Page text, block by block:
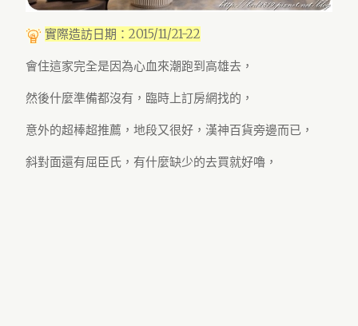
實際造訪日期：2015/11/21-22
會住這家完全是因為心血來潮跑到高雄去，
然後什麼準備都沒有，臨時上訂房網找的，
意外的超棒超推薦，地段又很好，漢神百貨旁邊而已，
斜對面還有屈臣氏，有什麼缺少的去買就好嚕，